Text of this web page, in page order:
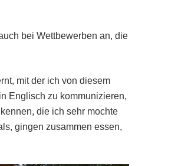
bei Wettbewerben an, die
mit der ich von diesem
Englisch zu kommunizieren,
die ich sehr mochte
gingen zusammen essen,